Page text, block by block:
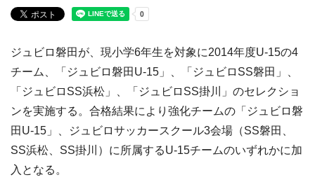
ジュビロ磐田が、現小学6年生を対象に2014年度U-15の4
チーム、「ジュビロ磐田U-15」、「ジュビロSS磐田」、
「ジュビロSS浜松」、「ジュビロSS掛川」のセレクショ
ンを実施する。合格結果により強化チームの「ジュビロ磐
田U-15」、ジュビロサッカースクール3会場（SS磐田、
SS浜松、SS掛川）に所属するU-15チームのいずれかに加
入となる。